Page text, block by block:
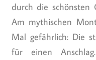
durch die schönsten
Am mythischen
Mal gefährlich: Die
für einen